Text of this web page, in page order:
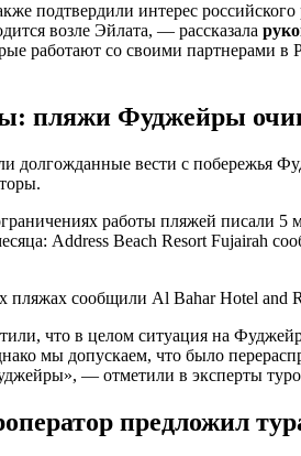
подтвердили интерес
возле Эйлата, — рассказала
работают со своими партнерами
пляжи Фуджейры
долгожданные вести с побережья
работы пляжей писали
Address Beach Resort Fujairah
сообщили Al Bahar Hotel and
что в целом ситуация на
мы допускаем, что было
— отметили в эксперты
предложил